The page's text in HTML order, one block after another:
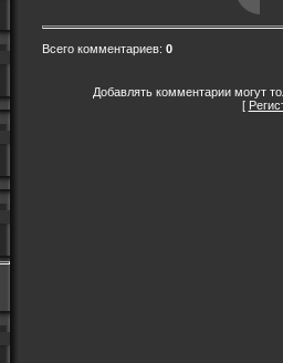
Всего комментариев: 0
Добавлять комментарии могут
[